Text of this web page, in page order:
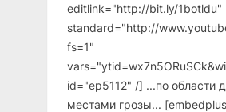
editlink="http://bit.ly/1botldu"
standard="http://
fs=1"
id="ep5112" /] ...по области
местами грозы...